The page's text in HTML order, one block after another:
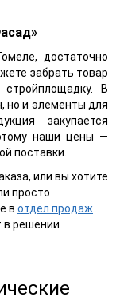
достаточно
забрать товар
В
но и элементы для
закупается
наши цены ―
поставки.
или вы хотите
просто
в отдел продаж
в решении